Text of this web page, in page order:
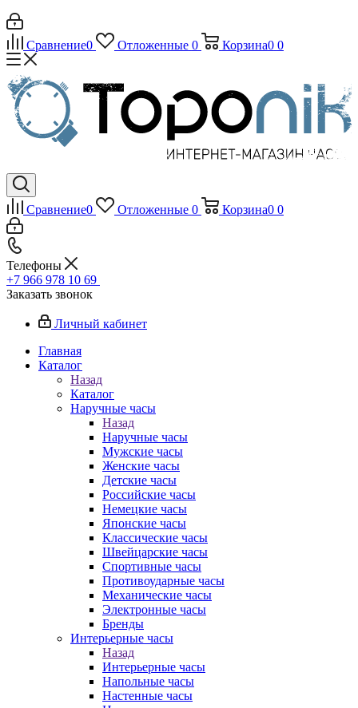
Сравнение0 Отложенные 0 Корзина0 0
Сравнение0 Отложенные 0 Корзина0 0
Телефоны
+7 966 978 10 69
Заказать звонок
Личный кабинет
Главная
Каталог
Назад
Каталог
Наручные часы
Назад
Наручные часы
Мужские часы
Женские часы
Детские часы
Российские часы
Немецкие часы
Японские часы
Классические часы
Швейцарские часы
Спортивные часы
Противоударные часы
Механические часы
Электронные часы
Бренды
Интерьерные часы
Назад
Интерьерные часы
Напольные часы
Настенные часы